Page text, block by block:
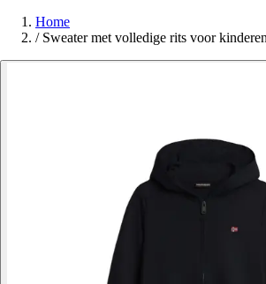
Home
/ Sweater met volledige rits voor